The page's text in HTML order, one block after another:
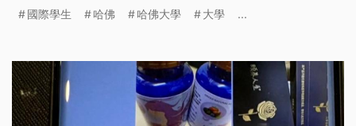
都喊話並祭出方便優惠的政策。
國際學生 哈佛 哈佛大學 大學 ...